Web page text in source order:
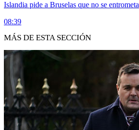
Islandia pide a Bruselas que no se entrometa
08:39
MÁS DE ESTA SECCIÓN